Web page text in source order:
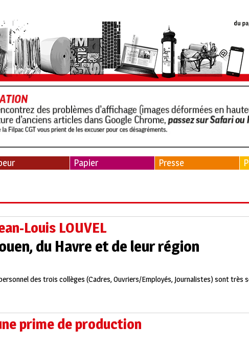
Papier Presse
Louis LOUVEL
du Havre et de leur région
des trois collèges (Cadres, Ouvriers/Employés, Journalistes) sont très
prime de production